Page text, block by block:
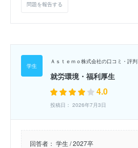
問題を報告する
Ａｓｔｅｍｏ株式会社の口コミ・評判
就労環境・福利厚生
4.0
投稿日： 2026年7月3日
回答者： 学生 / 2027卒